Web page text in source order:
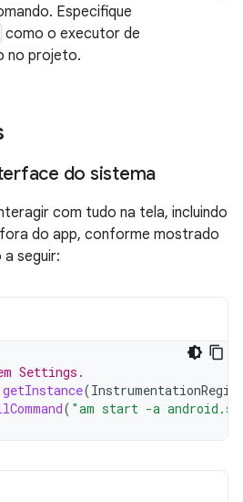
Especifique
como o executor de
no projeto.
do sistema
com tudo na tela, incluindo
do app, conforme mostrado
seguir:
Settings.
getInstance(
( "am start -a